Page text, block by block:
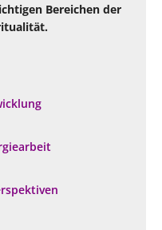
Bereichen der